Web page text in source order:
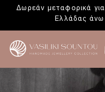
Δωρεάν μεταφορικά
Ελλάδας